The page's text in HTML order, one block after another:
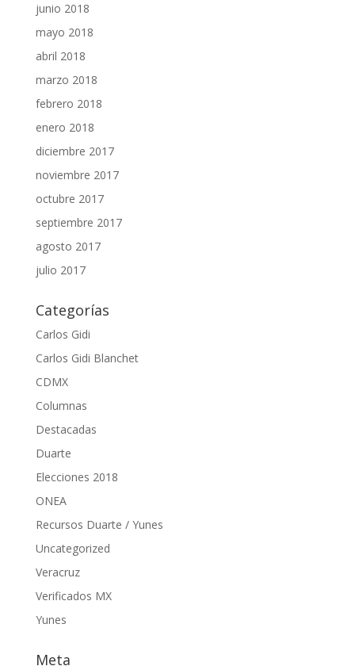
junio 2018
mayo 2018
abril 2018
marzo 2018
febrero 2018
enero 2018
diciembre 2017
noviembre 2017
octubre 2017
septiembre 2017
agosto 2017
julio 2017
Categorías
Carlos Gidi
Carlos Gidi Blanchet
CDMX
Columnas
Destacadas
Duarte
Elecciones 2018
ONEA
Recursos Duarte / Yunes
Uncategorized
Veracruz
Verificados MX
Yunes
Meta